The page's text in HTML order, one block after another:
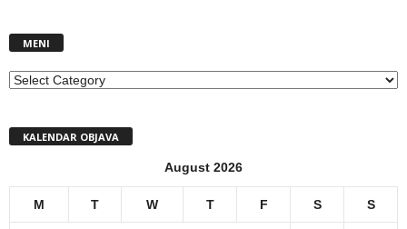
MENI
MENI
KALENDAR OBJAVA
August 2026
M T W T F S S